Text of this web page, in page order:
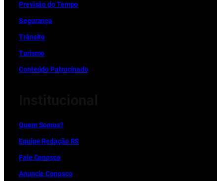
Previsão do Tempo
Segurança
Trânsito
Turismo
Conteúdo Patrocinado
Quem Somos?
Equipe Redação RS
Fale Conosco
Anuncie Conosco